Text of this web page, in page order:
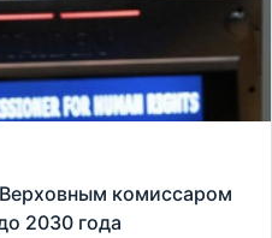
комиссаром
2030 года